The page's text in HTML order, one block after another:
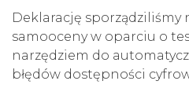
Deklarację sporządziliśmy
samooceny w oparciu o
narzędziem do
błędów dostępności